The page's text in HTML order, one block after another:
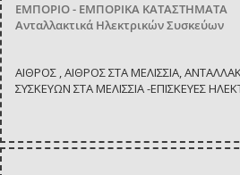
ΕΜΠΟΡΙΟ - ΕΜΠΟΡΙΚΑ ΚΑΤΑΣΤΗΜΑΤΑ
Ανταλλακτικά Ηλεκτρικών Συσκεύων
ΑΙΘΡΟΣ , ΑΙΘΡΟΣ ΣΤΑ ΜΕΛΙΣΣΙΑ,
ΣΥΣΚΕΥΩΝ ΣΤΑ ΜΕΛΙΣΣΙΑ -ΕΠΙΣΚΕΥΕΣ